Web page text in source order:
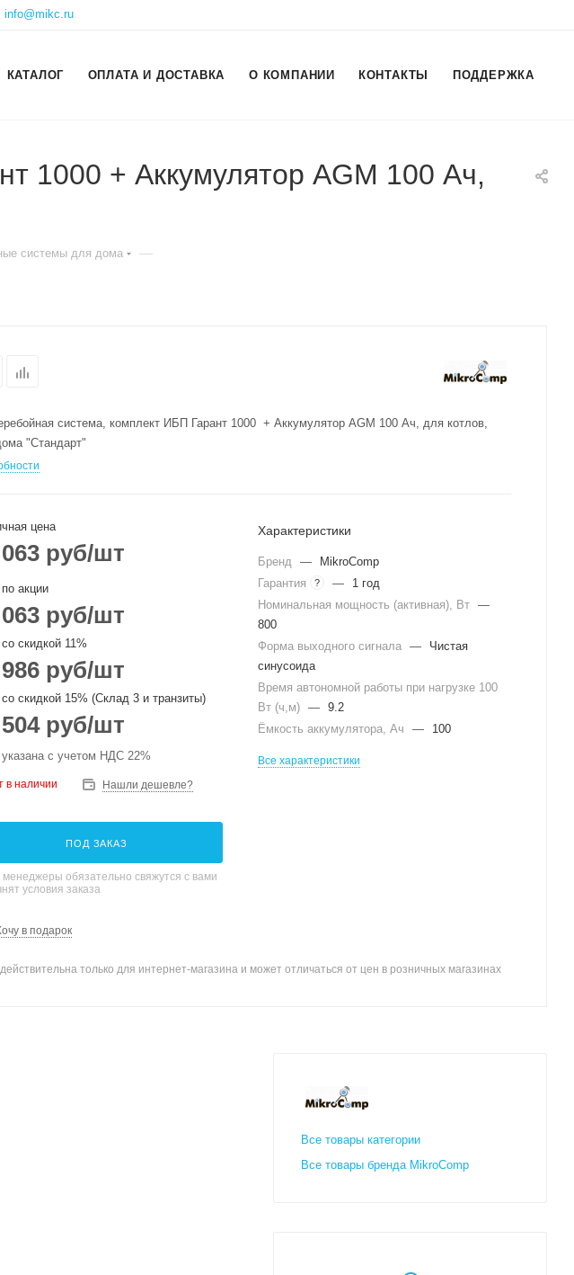
info@mikc.ru
КАТАЛОГ ОПЛАТА И ДОСТАВКА О КОМПАНИИ КОНТАКТЫ ПОДДЕРЖКА
1000 + Аккумулятор AGM 100 Ач,
системы для дома —
система, комплект ИБП Гарант 1000 + Аккумулятор AGM 100 Ач, для котлов,
"Стандарт"
цена
руб/шт
по акции
руб/шт
со скидкой 11%
руб/шт
со скидкой 15% (Склад 3 и транзиты)
руб/шт
указана с учетом НДС 22%
в наличии Нашли дешевле?
ПОД ЗАКАЗ
обязательно свяжутся с вами
условия заказа
в подарок
Характеристики
Бренд —
MikroComp
Гарантия
? —
1 год
Номинальная мощность (активная), Вт —
800
Форма выходного сигнала —
Чистая
синусоида
Время автономной работы при нагрузке 100
Вт (ч,м) — 9.2
Ёмкость аккумулятора, Ач
— 100
Все характеристики
только для интернет-магазина и может отличаться от цен в розничных магазинах
Все товары категории
Все товары бренда MikroComp